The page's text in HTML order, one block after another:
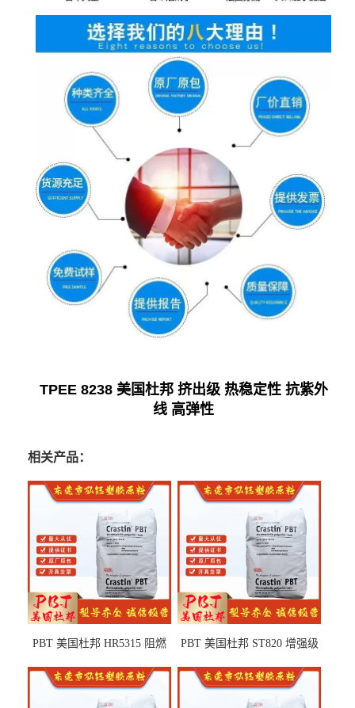
TPEE 8238 美国杜邦 挤出级 热稳定性 抗紫外
线 高弹性
相关产品：
PBT 美国杜邦 HR5315 阻燃
部件
PBT 美国杜邦 ST820 增强级